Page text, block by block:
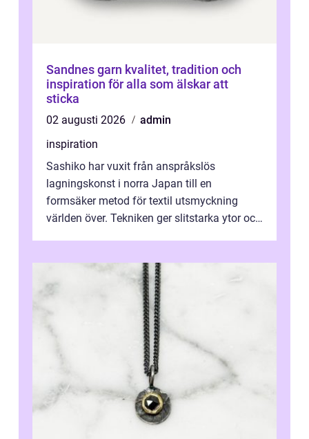
Sandnes garn kvalitet, tradition och
inspiration för alla som älskar att
sticka
02 augusti 2026
admin
inspiration
Sashiko har vuxit från anspråkslös
lagningskonst i norra Japan till en
formsäker metod för textil utsmyckning
världen över. Tekniken ger slitstarka ytor och